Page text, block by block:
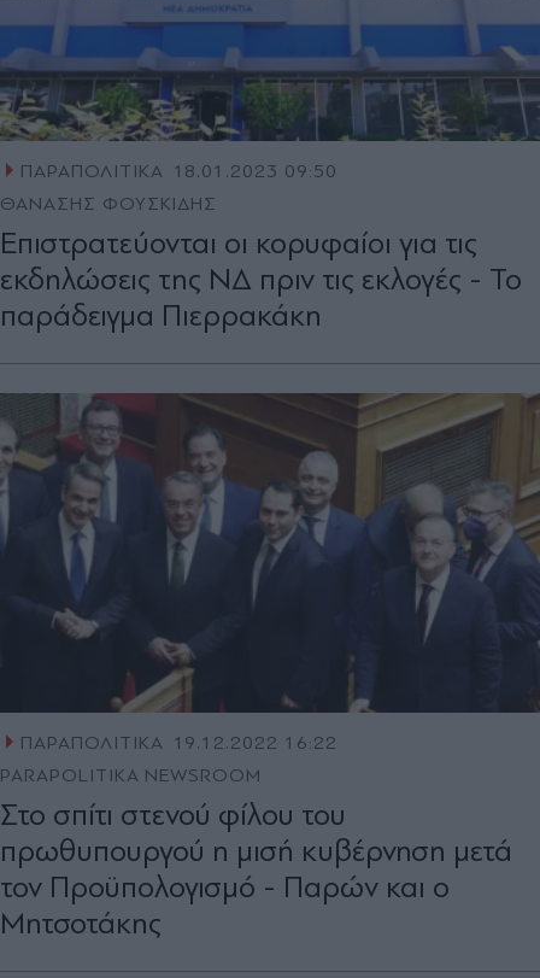
ΠΑΡΑΠΟΛΙΤΙΚΑ 18.01.2023 09:50
ΘΑΝΑΣΗΣ ΦΟΥΣΚΙΔΗΣ
Επιστρατεύονται οι κορυφαίοι για τις
εκδηλώσεις της ΝΔ πριν τις εκλογές - Το
παράδειγμα Πιερρακάκη
ΠΑΡΑΠΟΛΙΤΙΚΑ 19.12.2022 16:22
PARAPOLITIKA NEWSROOM
Στο σπίτι στενού φίλου του
πρωθυπουργού η μισή κυβέρνηση μετά
τον Προϋπολογισμό - Παρών και ο
Μητσοτάκης